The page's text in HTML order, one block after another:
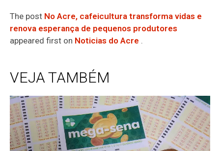
The post No Acre, cafeicultura transforma vidas e
renova esperança de pequenos produtores
appeared first on Noticias do Acre .
VEJA TAMBÉM